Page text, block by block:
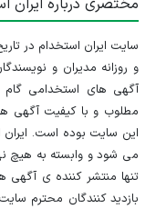
و روزانه مدیران و
آگهی های استخدامی گام
مطلوب و با کیفیت آگهی
این سایت بوده است.
می شود و وابسته به هیچ
تنها منتشر کننده ی آگهی
بازدید کنندگان محترم